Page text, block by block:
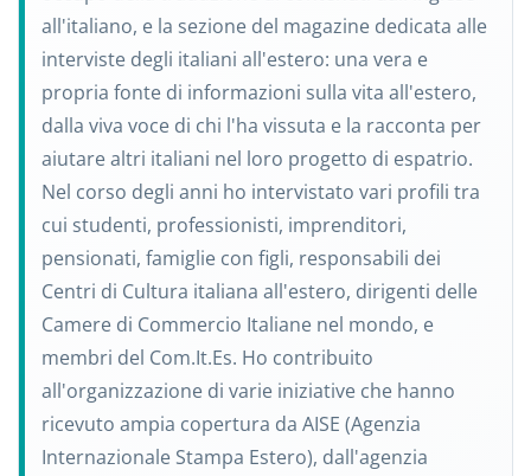
all'italiano, e la sezione del magazine dedicata alle
interviste degli italiani all'estero: una vera e
propria fonte di informazioni sulla vita all'estero,
dalla viva voce di chi l'ha vissuta e la racconta per
aiutare altri italiani nel loro progetto di espatrio.
Nel corso degli anni ho intervistato vari profili tra
cui studenti, professionisti, imprenditori,
pensionati, famiglie con figli, responsabili dei
Centri di Cultura italiana all'estero, dirigenti delle
Camere di Commercio Italiane nel mondo, e
membri del Com.It.Es. Ho contribuito
all'organizzazione di varie iniziative che hanno
ricevuto ampia copertura da AISE (Agenzia
Internazionale Stampa Estero), dall'agenzia